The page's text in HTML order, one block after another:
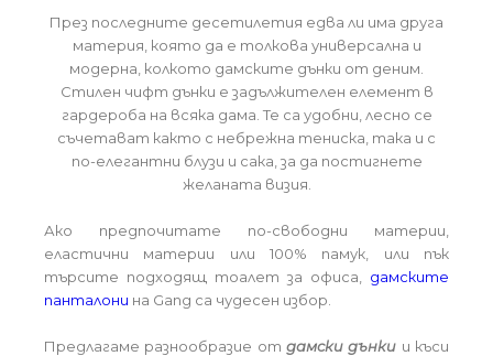
През последните десетилетия едва ли има друга
материя, която да е толкова универсална и
модерна, колкото дамските дънки от деним.
Стилен чифт дънки е задължителен елемент в
гардероба на всяка дама. Те са удобни, лесно се
съчетават както с небрежна тениска, така и с
по-елегантни блузи и сака, за да постигнете
желаната визия.
Ако предпочитате по-свободни материи,
еластични материи или 100% памук, или пък
търсите подходящ тоалет за офиса, дамските
панталони на Gang са чудесен избор.
Предлагаме разнообразие от дамски дънки и къси